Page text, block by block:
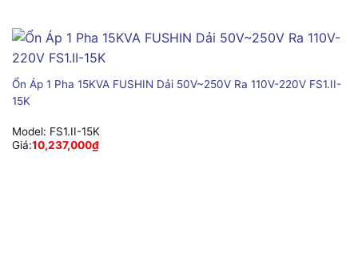
Ổn Áp 1 Pha 15KVA FUSHIN Dải 50V~250V Ra 110V-220V FS1.II-
15K
Model: FS1.II-15K
Giá:10,237,000₫